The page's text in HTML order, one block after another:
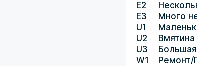
E2
E3
Много
U1
U2
Вмятина
U3
W1
Ремонт/